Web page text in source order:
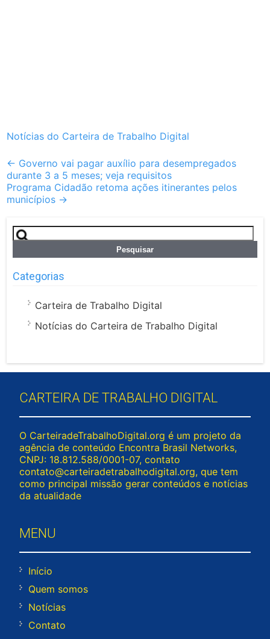
Notícias do Carteira de Trabalho Digital
Post
navigation
← Governo vai pagar auxílio para desempregados
durante 3 a 5 meses; veja requisitos
Programa Cidadão retoma ações itinerantes pelos
municípios →
Pesquisar
por:
Categorias
Carteira de Trabalho Digital
Notícias do Carteira de Trabalho Digital
CARTEIRA DE TRABALHO DIGITAL
O CarteiradeTrabalhoDigital.org é um projeto da
agência de conteúdo Encontra Brasil Networks,
CNPJ: 18.812.588/0001-07, contato
contato@carteiradetrabalhodigital.org, que tem
como principal missão gerar conteúdos e notícias
da atualidade
MENU
Início
Quem somos
Notícias
Contato